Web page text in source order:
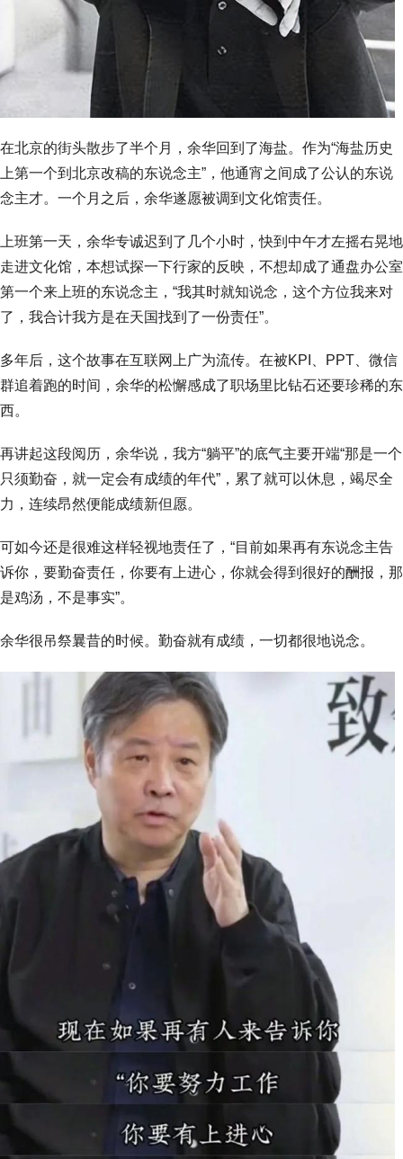
在北京的街头散步了半个月，余华回到了海盐。作为“海盐历史
上第一个到北京改稿的东说念主”，他通宵之间成了公认的东说
念主才。一个月之后，余华遂愿被调到文化馆责任。
上班第一天，余华专诚迟到了几个小时，快到中午才左摇右晃地
走进文化馆，本想试探一下行家的反映，不想却成了通盘办公室
第一个来上班的东说念主，“我其时就知说念，这个方位我来对
了，我合计我方是在天国找到了一份责任”。
多年后，这个故事在互联网上广为流传。在被KPI、PPT、微信
群追着跑的时间，余华的松懈感成了职场里比钻石还要珍稀的东
西。
再讲起这段阅历，余华说，我方“躺平”的底气主要开端“那是一个
只须勤奋，就一定会有成绩的年代”，累了就可以休息，竭尽全
力，连续昂然便能成绩新但愿。
可如今还是很难这样轻视地责任了，“目前如果再有东说念主告
诉你，要勤奋责任，你要有上进心，你就会得到很好的酬报，那
是鸡汤，不是事实”。
余华很吊祭曩昔的时候。勤奋就有成绩，一切都很地说念。